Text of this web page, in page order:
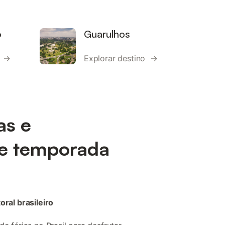
→
Guarulhos
Explorar destino →
e
temporada
brasileiro